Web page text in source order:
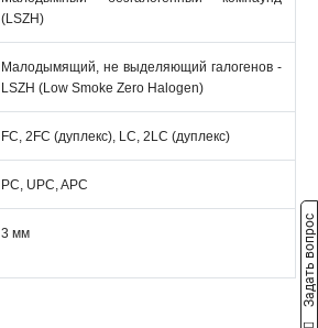
(LSZH)
Малодымящий, не выделяющий галогенов -
LSZH (Low Smoke Zero Halogen)
FC, 2FC (дуплекс), LC, 2LC (дуплекс)
PC, UPC, APC
3 мм Задать вопрос